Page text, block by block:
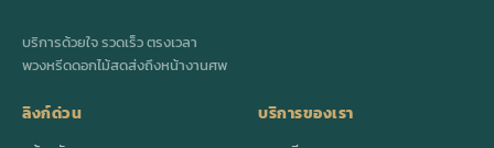
บริการด้วยใจ รวดเร็ว ตรงเวลา
พวงหรีดดอกไม้สดส่งถึงหน้างานศพ
ลิงก์ด่วน บริการของเรา